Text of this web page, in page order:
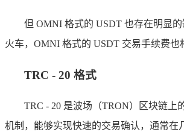
但 OMNI 格式的 USDT 也存在明显
火车，OMNI 格式的 USDT 交易手续费
TRC - 20 格式
TRC - 20 是波场（TRON）区块链
机制，能够实现快速的交易确认，通常在